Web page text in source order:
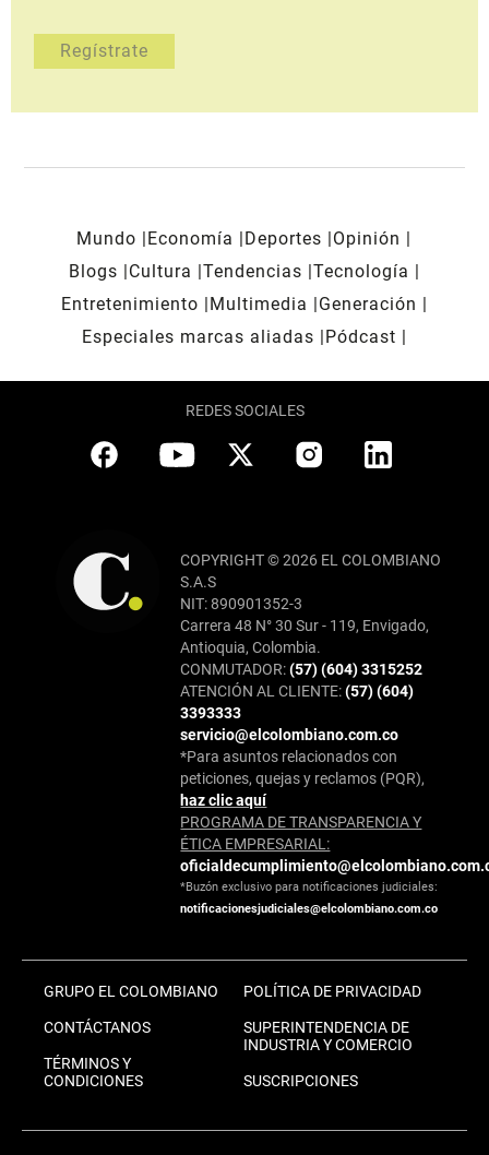
Mundo Economía Deportes
Opinión
Blogs
Cultura Tendencias Tecnología
Entretenimiento
Multimedia
Generación
Especiales marcas aliadas
Pódcast
REDES SOCIALES
COPYRIGHT © 2026 EL COLOMBIANO
S.A.S
NIT: 890901352-3
Carrera 48 N° 30 Sur - 119, Envigado,
Antioquia, Colombia.
CONMUTADOR:(57) (604) 3315252
ATENCIÓN AL CLIENTE:(57) (604)
3393333
servicio@elcolombiano.com.co
*Para asuntos relacionados con
peticiones, quejas y reclamos (PQR),
haz clic aquí
PROGRAMA DE TRANSPARENCIA Y
ÉTICA EMPRESARIAL:
*Buzón exclusivo para notificaciones judiciales:
notificacionesjudiciales@elcolombiano.com.co
GRUPO EL COLOMBIANO
CONTÁCTANOS
TÉRMINOS Y
CONDICIONES
POLÍTICA DE PRIVACIDAD
SUPERINTENDENCIA DE
INDUSTRIA Y COMERCIO
SUSCRIPCIONES